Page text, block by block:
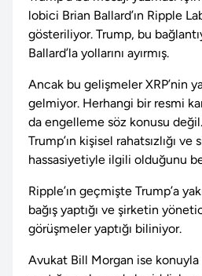
lobici Brian Ballard’ın Ripple
gösteriliyor. Trump, bu
Ballard’la yollarını ayırmış.
Ancak bu gelişmeler XRP’nin
gelmiyor. Herhangi bir resmi
da engelleme söz konusu
Trump’ın kişisel rahatsızlığı ve
hassasiyetiyle ilgili olduğunu
Ripple’ın geçmişte Trump’a
bağış yaptığı ve şirketin
görüşmeler yaptığı biliniyor.
Avukat Bill Morgan ise